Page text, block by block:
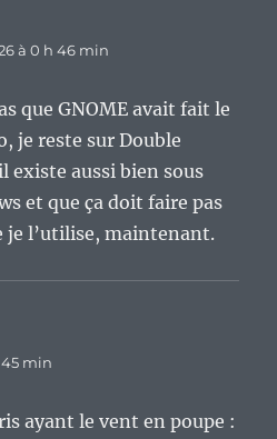
à 0 h 46 min
que GNOME avait fait le
je reste sur Double
existe aussi bien sous
et que ça doit faire pas
je l’utilise, maintenant.
min
ayant le vent en poupe :